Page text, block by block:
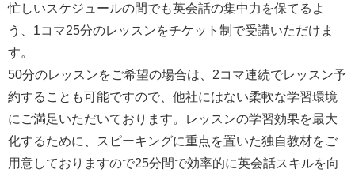
忙しいスケジュールの間でも英会話の集中力を保てるよ
う、1コマ25分のレッスンをチケット制で受講いただけま
す。
50分のレッスンをご希望の場合は、2コマ連続でレッスン予
約することも可能ですので、他社にはない柔軟な学習環境
にご満足いただいております。レッスンの学習効果を最大
化するために、スピーキングに重点を置いた独自教材をご
用意しておりますので25分間で効率的に英会話スキルを向